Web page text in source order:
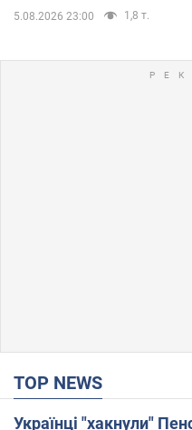
5.08.2026 23:00 1,8 т.
TOP NEWS
Українці "хакнули"